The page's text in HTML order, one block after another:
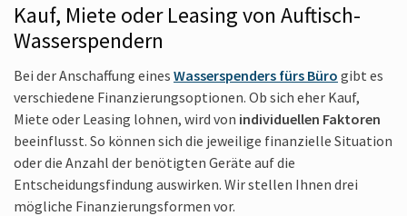
Kauf, Miete oder Leasing von Auftisch-
Wasserspendern
Bei der Anschaffung eines Wasserspenders fürs Büro gibt es
verschiedene Finanzierungs­optionen. Ob sich eher Kauf,
Miete oder Leasing lohnen, wird von individuellen Faktoren
beeinflusst. So können sich die jeweilige finanzielle Situation
oder die Anzahl der benötigten Geräte auf die
Entscheidungs­findung auswirken. Wir stellen Ihnen drei
mögliche Finanzierungsformen vor.